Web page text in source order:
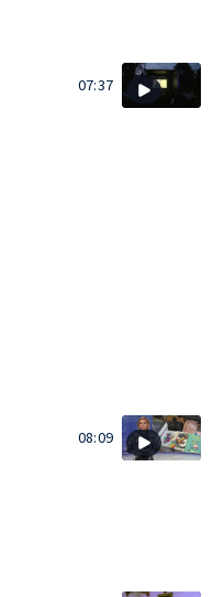
07:37
08:09